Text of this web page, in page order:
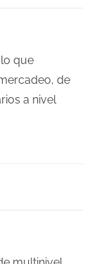
que
de
a nivel